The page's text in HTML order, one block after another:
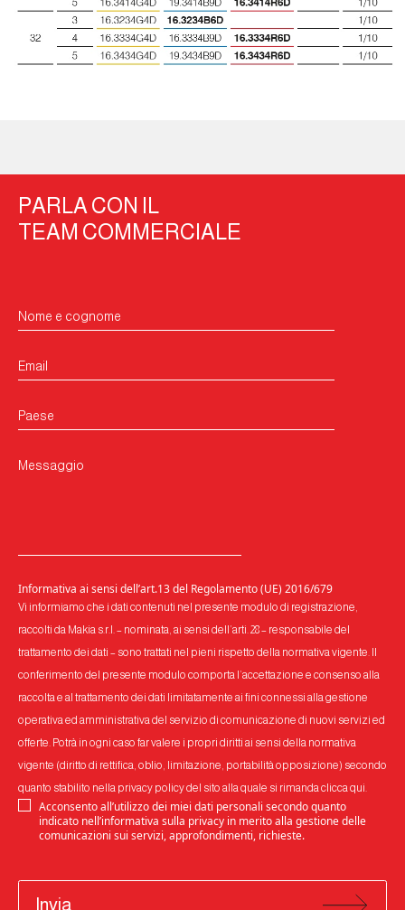
PARLA CON IL
TEAM COMMERCIALE
Nome e cognome
Email
Paese
Messaggio
Informativa ai sensi dell’art.13 del Regolamento (UE) 2016/679
Vi informiamo che i dati contenuti nel presente modulo di registrazione,
raccolti da Makia s.r.l. – nominata, ai sensi dell’arti. 28 – responsabile del
trattamento dei dati – sono trattati nel pieni rispetto della normativa vigente. Il
conferimento del presente modulo comporta l’accettazione e consenso alla
raccolta e al trattamento dei dati limitatamente ai fini connessi alla gestione
operativa ed amministrativa del servizio di comunicazione di nuovi servizi ed
offerte. Potrà in ogni caso far valere i propri diritti ai sensi della normativa
vigente (diritto di rettifica, oblio, limitazione, portabilità opposizione) secondo
quanto stabilito nella privacy policy del sito alla quale si rimanda clicca qui
Acconsento all’utilizzo dei miei dati personali secondo quanto
indicato nell’informativa sulla privacy in merito alla gestione delle
comunicazioni sui servizi, approfondimenti, richieste.
Invia